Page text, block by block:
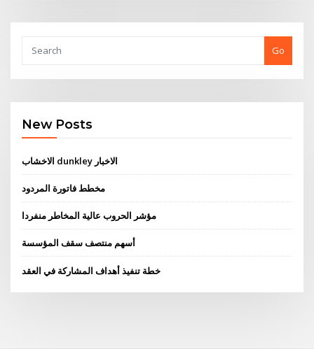
Go
New Posts
الاخشاب dunkley الاخبار
مخطط فاتورة المردود
مؤشر الحروب عالية المخاطر منفردا
أسهم منتصف سقف المؤسسة
خطة تنفيذ أهداف المشاركة في العقد